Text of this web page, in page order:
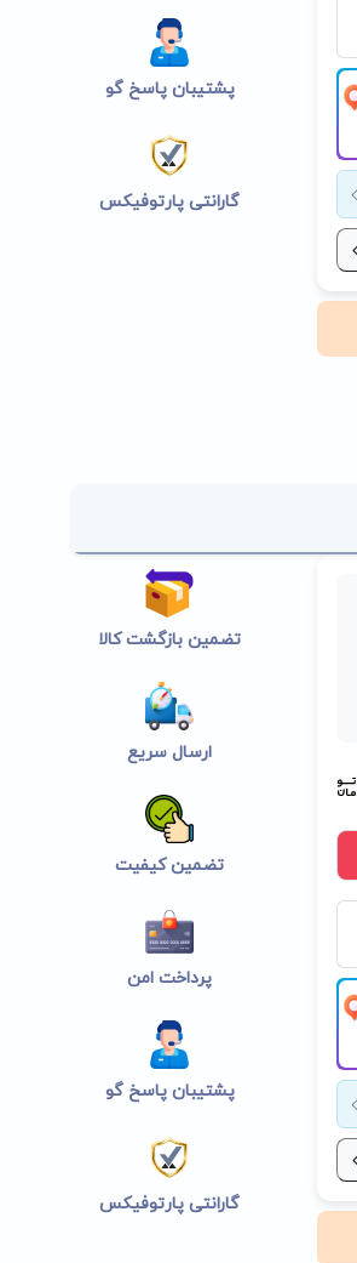
پشتیبان پاسخ گو
گارانتی پارتوفیکس
تضمین بازگشت کالا
ارسال سریع
تضمین کیفیت
پرداخت امن
پشتیبان پاسخ گو
گارانتی پارتوفیکس